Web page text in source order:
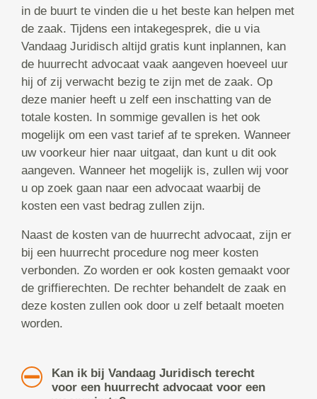
in de buurt te vinden die u het beste kan helpen met
de zaak. Tijdens een intakegesprek, die u via
Vandaag Juridisch altijd gratis kunt inplannen, kan
de huurrecht advocaat vaak aangeven hoeveel uur
hij of zij verwacht bezig te zijn met de zaak. Op
deze manier heeft u zelf een inschatting van de
totale kosten. In sommige gevallen is het ook
mogelijk om een vast tarief af te spreken. Wanneer
uw voorkeur hier naar uitgaat, dan kunt u dit ook
aangeven. Wanneer het mogelijk is, zullen wij voor
u op zoek gaan naar een advocaat waarbij de
kosten een vast bedrag zullen zijn.
Naast de kosten van de huurrecht advocaat, zijn er
bij een huurrecht procedure nog meer kosten
verbonden. Zo worden er ook kosten gemaakt voor
de griffierechten. De rechter behandelt de zaak en
deze kosten zullen ook door u zelf betaalt moeten
worden.
Kan ik bij Vandaag Juridisch terecht
voor een huurrecht advocaat voor een